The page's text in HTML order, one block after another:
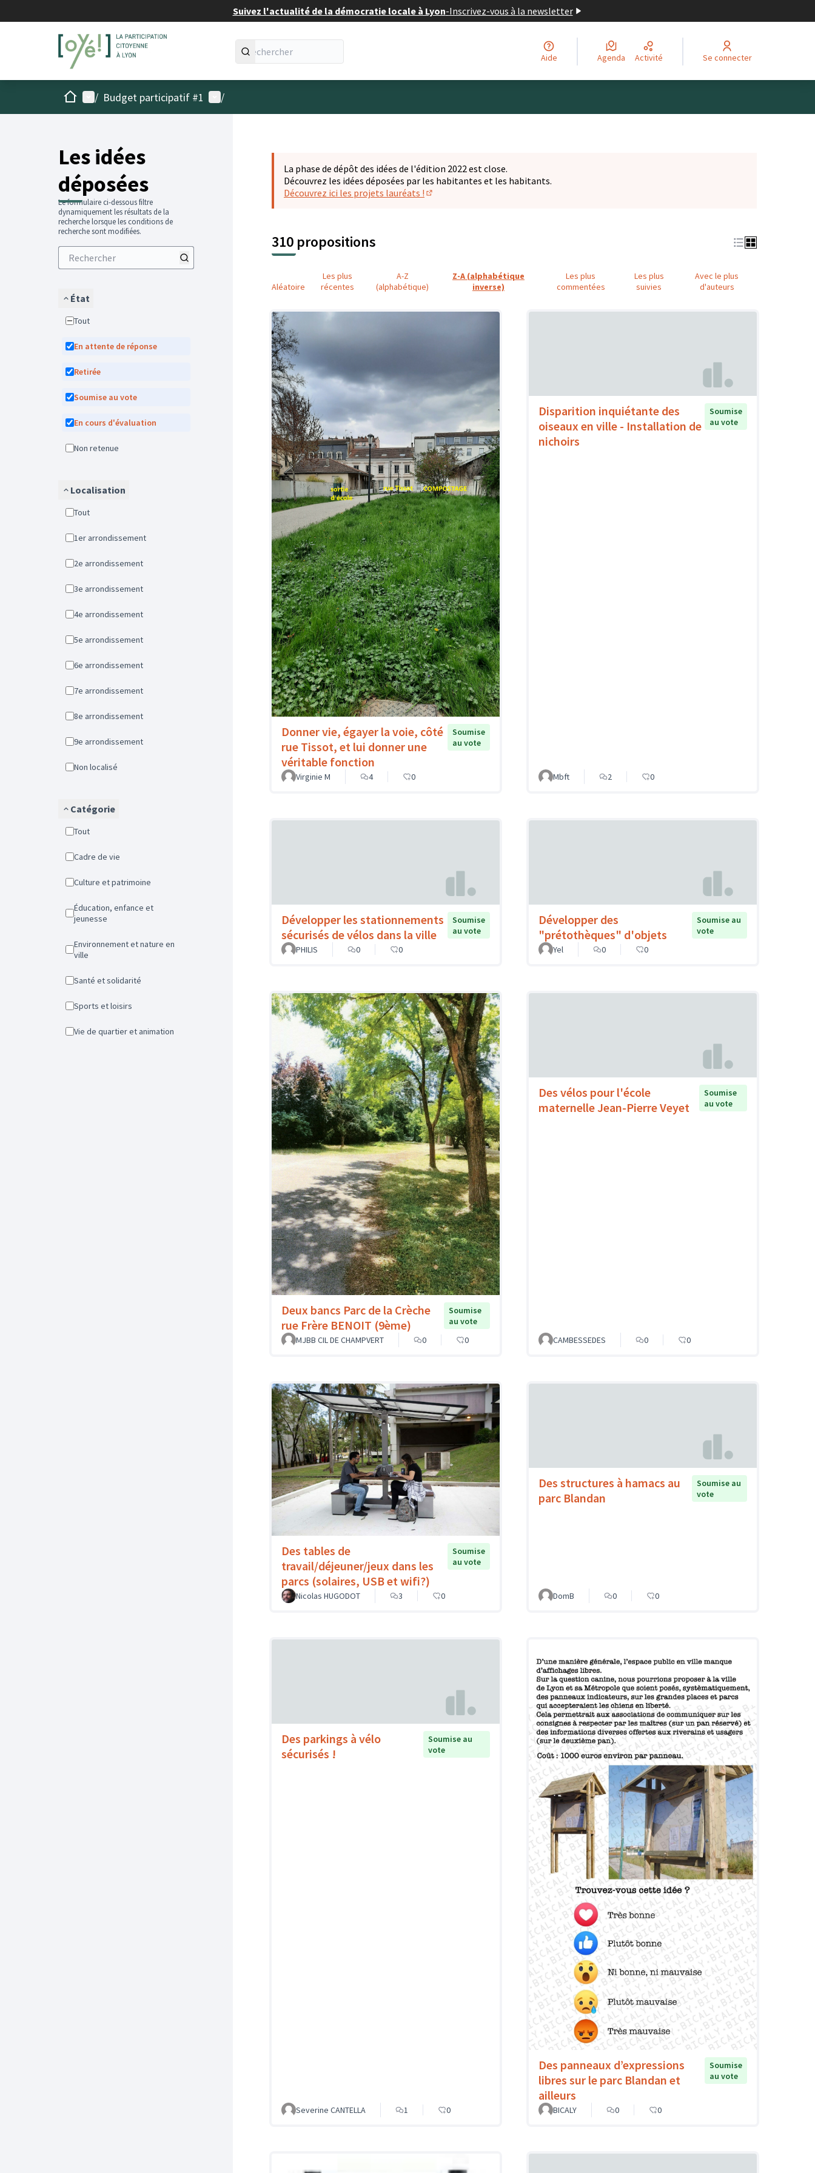
Suivez l'actualité de la démocratie locale à Lyon-Inscrivez-vous à la newsletter
Aide Agenda Activité Se connecter
AccueilMenu principal
/ Budget participatif #1 Menu utilisateur
/
Les idées
déposées
Le formulaire ci-dessous filtre
dynamiquement les résultats de la
recherche lorsque les conditions de
recherche sont modifiées.
État
Tout
En attente de réponse
Retirée
Soumise au vote
En cours d'évaluation
Non retenue
Localisation
Tout
1er arrondissement
2e arrondissement
3e arrondissement
4e arrondissement
5e arrondissement
6e arrondissement
7e arrondissement
8e arrondissement
9e arrondissement
Non localisé
Catégorie
Tout
Cadre de vie
Culture et patrimoine
Éducation, enfance et
jeunesse
Environnement et nature en
ville
Santé et solidarité
Sports et loisirs
Vie de quartier et animation
La phase de dépôt des idées de l'édition 2022 est close.
Découvrez les idées déposées par les habitantes et les habitants.
Découvrez ici les projets lauréats !
310 propositions
Aléatoire
Les plus
récentes
A-Z
(alphabétique)
Z-A (alphabétique
inverse)
Les plus
commentées
Les plus
suivies
Avec le plus
d'auteurs
Donner vie, égayer la voie, côté
rue Tissot, et lui donner une
véritable fonction
Soumise
au vote
Virginie M 4 0
Disparition inquiétante des
oiseaux en ville - Installation de
nichoirs
Soumise
au vote
Mbft 2 0
Développer les stationnements
sécurisés de vélos dans la ville
Soumise
au vote
PHILIS
0 0
Développer des
"prétothèques" d'objets
Soumise au
vote
Yel
0 0
Deux bancs Parc de la Crèche
rue Frère BENOIT (9ème)
Soumise
au vote
MJBB CIL DE CHAMPVERT
0 0
Des vélos pour l'école
maternelle Jean-Pierre Veyet
Soumise
au vote
CAMBESSEDES 0 0
Des tables de
travail/déjeuner/jeux dans les
parcs (solaires, USB et wifi?)
Soumise
au vote
Nicolas HUGODOT 3 0
Des structures à hamacs au
parc Blandan
Soumise au
vote
DomB 0 0
Des parkings à vélo
sécurisés !
Soumise au
vote
Severine CANTELLA 1 0
Des panneaux d’expressions
libres sur le parc Blandan et
ailleurs
Soumise
au vote
BICALY 0 0